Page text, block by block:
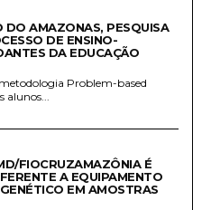
AMAZONAS, PESQUISA
DE ENSINO-
DA EDUCAÇÃO
Problem-based
FIOCRUZAMAZÔNIA É
A EQUIPAMENTO
EM AMOSTRAS